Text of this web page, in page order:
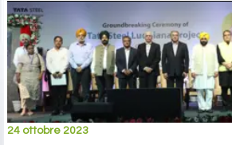
24 ottobre 2023